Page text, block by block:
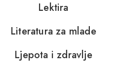
Lektira
Literatura za mlade
Ljepota i zdravlje